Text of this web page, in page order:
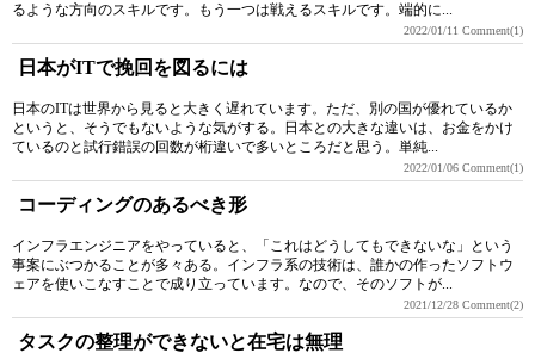
るような方向のスキルです。もう一つは戦えるスキルです。端的に...
2022/01/11 Comment(1)
日本がITで挽回を図るには
日本のITは世界から見ると大きく遅れています。ただ、別の国が優れているか
というと、そうでもないような気がする。日本との大きな違いは、お金をかけ
ているのと試行錯誤の回数が桁違いで多いところだと思う。単純...
2022/01/06 Comment(1)
コーディングのあるべき形
インフラエンジニアをやっていると、「これはどうしてもできないな」という
事案にぶつかることが多々ある。インフラ系の技術は、誰かの作ったソフトウ
ェアを使いこなすことで成り立っています。なので、そのソフトが...
2021/12/28 Comment(2)
タスクの整理ができないと在宅は無理